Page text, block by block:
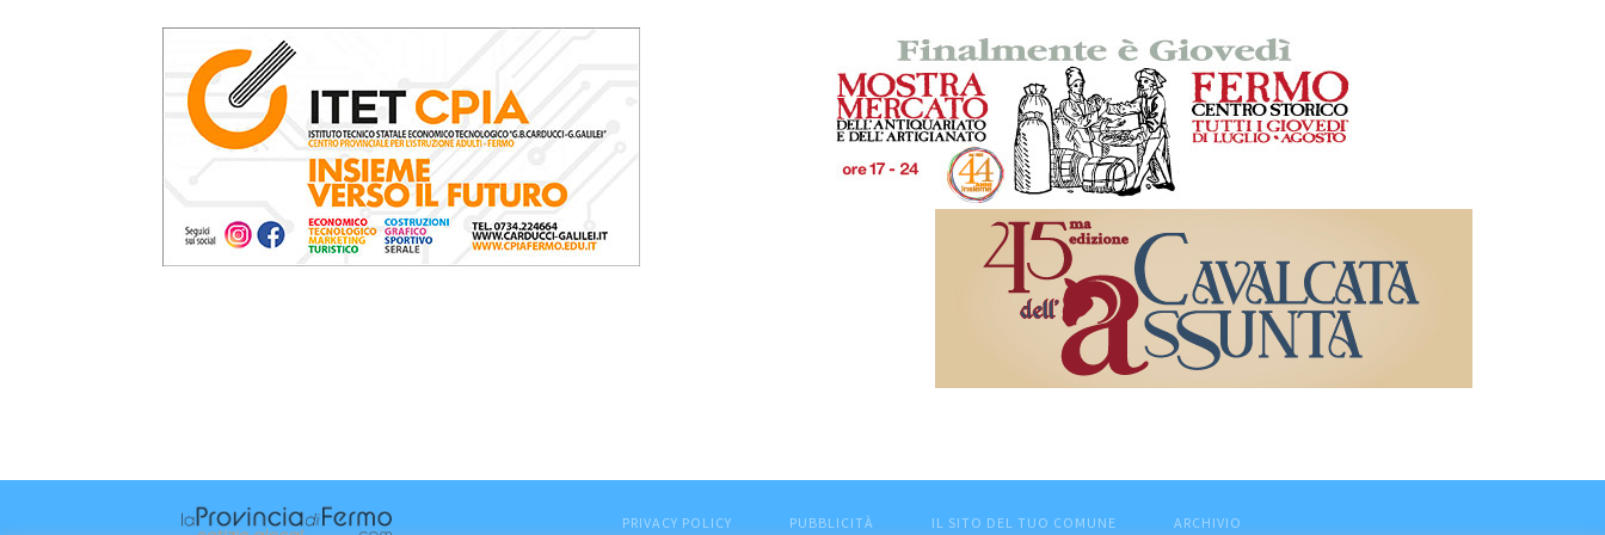
PRIVACY POLICY PUBBLICITÀ IL SITO DEL TUO COMUNE ARCHIVIO